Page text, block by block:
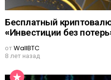
Бесплатный
«Инвестиции без
отWallBTC
8 лет назад